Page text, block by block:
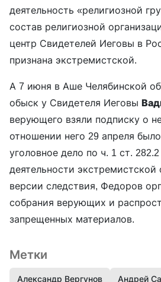
деятельность «религиозной
состав религиозной
центр Свидетелей Иеговы в
признана экстремистской.
А 7 июня в Аше Челябинской
обыск у Свидетеля Иеговы
верующего взяли подписку о
отношении него 29 апреля
уголовное дело по ч. 1 ст.
деятельности экстремистской
версии следствия, Федоров
собрания верующих и
запрещенных материалов.
Метки
Александр Вергунов Андрей